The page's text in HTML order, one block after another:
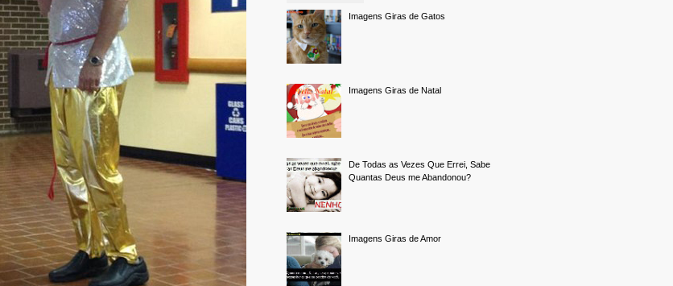
Imagens Giras de Gatos
Imagens Giras de Natal
De Todas as Vezes Que Errei, Sabe
Quantas Deus me Abandonou?
Imagens Giras de Amor